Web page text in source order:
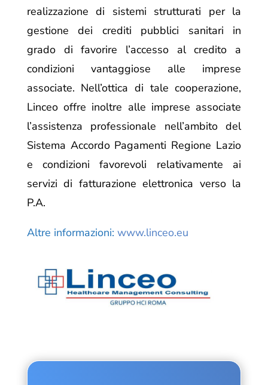
realizzazione di sistemi strutturati per la
gestione dei crediti pubblici sanitari in
grado di favorire l’accesso al credito a
condizioni vantaggiose alle imprese
associate. Nell’ottica di tale cooperazione,
Linceo offre inoltre alle imprese associate
l’assistenza professionale nell’ambito del
Sistema Accordo Pagamenti Regione Lazio
e condizioni favorevoli relativamente ai
servizi di fatturazione elettronica verso la
P.A.
Altre informazioni: www.linceo.eu